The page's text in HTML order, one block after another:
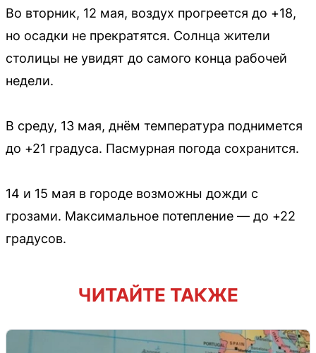
Во вторник, 12 мая, воздух прогреется до +18,
но осадки не прекратятся. Солнца жители
столицы не увидят до самого конца рабочей
недели.
В среду, 13 мая, днём температура поднимется
до +21 градуса. Пасмурная погода сохранится.
14 и 15 мая в городе возможны дожди с
грозами. Максимальное потепление — до +22
градусов.
ЧИТАЙТЕ ТАКЖЕ